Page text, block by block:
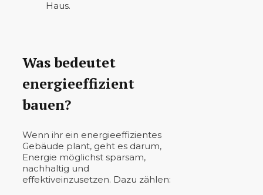
Haus.
Was bedeutet
energieeffizient
bauen?
Wenn ihr ein energieeffizientes
Gebäude plant, geht es darum,
Energie möglichst sparsam,
nachhaltig und
effektiveinzusetzen. Dazu zählen: